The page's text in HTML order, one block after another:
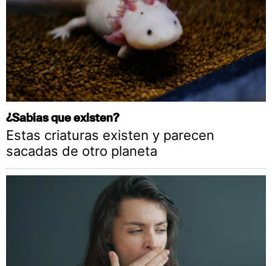
¿Sabías que existen?
Estas criaturas existen y parecen
sacadas de otro planeta